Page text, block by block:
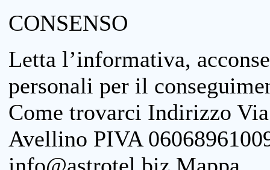
CONSENSO
Letta l’informativa,
personali per il
Come trovarci Indirizzo
Avellino PIVA
info@astrotel.biz Mappa